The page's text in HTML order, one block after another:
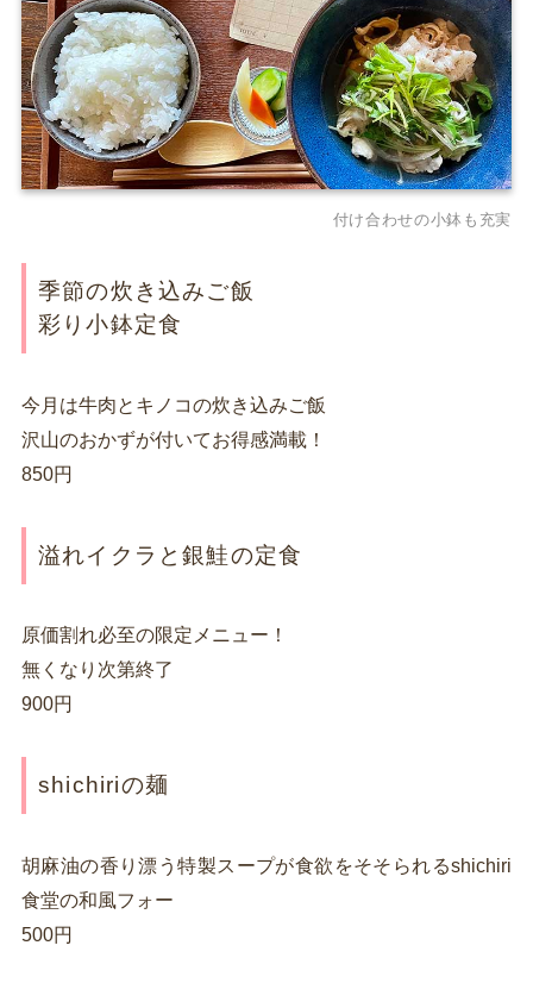
付け合わせの小鉢も充実
季節の炊き込みご飯
彩り小鉢定食
今月は牛肉とキノコの炊き込みご飯
沢山のおかずが付いてお得感満載！
850円
溢れイクラと銀鮭の定食
原価割れ必至の限定メニュー！
無くなり次第終了
900円
shichiriの麺
胡麻油の香り漂う特製スープが食欲をそそられるshichiri
食堂の和風フォー
500円